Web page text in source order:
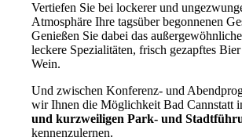
Vertiefen Sie bei lockerer und
Atmosphäre Ihre tagsüber begonnenen
Genießen Sie dabei das
leckere Spezialitäten, frisch gezapftes
Wein.
Und zwischen Konferenz- und
wir Ihnen die Möglichkeit Bad Cannstatt
und kurzweiligen Park- und
kennenzulernen.